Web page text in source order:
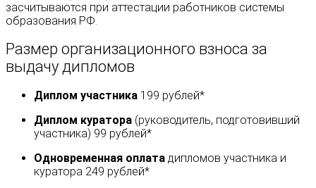
засчитываются при аттестации работников системы
образования РФ.
Размер организационного взноса за
выдачу дипломов
Диплом участника 199 рублей*
Диплом куратора (руководитель, подготовивший
участника) 99 рублей*
Одновременная оплата дипломов участника и
куратора 249 рублей*